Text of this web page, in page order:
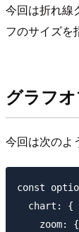
今回は折れ線
フのサイズを
グラフ
今回は次のよ
const
  chart: {
    zoom: {